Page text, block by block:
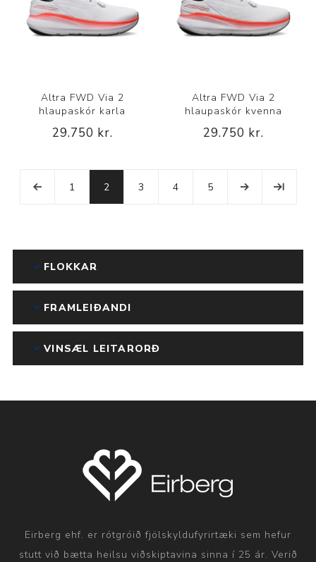
Altra FWD Via 2
hlaupaskór karla
29.750 kr.
Altra FWD Via 2
hlaupaskór kvenna
29.750 kr.
1 2 3 4 5
FLOKKAR
FRAMLEIÐANDI
VINSÆL LEITARORÐ
Eirberg ehf. er rótgróið fjölskyldufyrirtæki sem hefur
stutt við bætta heilsu viðskiptavina sinna í 25 ár. Verið